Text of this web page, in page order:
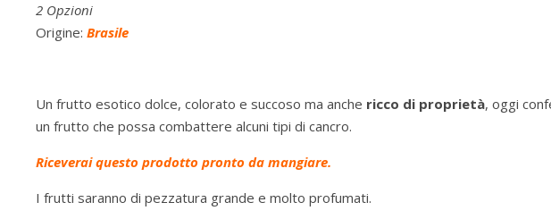
2 Opzioni
Origine: Brasile
Un frutto esotico dolce, colorato e succoso ma anche ricco di proprietà, oggi
un frutto che possa combattere alcuni tipi di cancro.
Riceverai questo prodotto pronto da mangiare.
I frutti saranno di pezzatura grande e molto profumati.